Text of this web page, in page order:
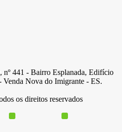
441 - Bairro Esplanada, Edifício
Venda Nova do Imigrante - ES.
os direitos reservados